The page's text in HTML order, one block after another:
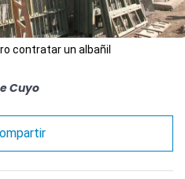
contratar un albañil
Cuyo